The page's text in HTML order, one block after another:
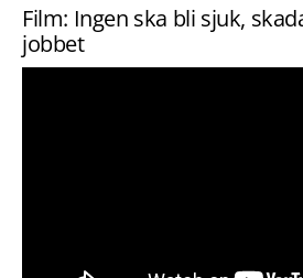
Film: Ingen ska bli sjuk,
jobbet